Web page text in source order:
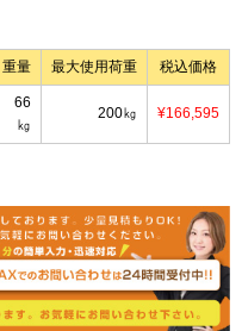
重量 最大使用荷重 税込価格
66
㎏
200㎏ ¥166,595